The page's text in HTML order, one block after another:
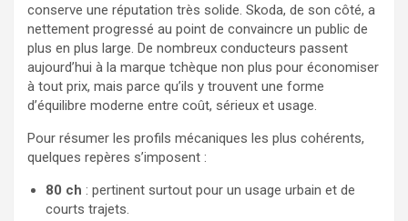
conserve une réputation très solide. Skoda, de son côté, a
nettement progressé au point de convaincre un public de
plus en plus large. De nombreux conducteurs passent
aujourd’hui à la marque tchèque non plus pour économiser
à tout prix, mais parce qu’ils y trouvent une forme
d’équilibre moderne entre coût, sérieux et usage.
Pour résumer les profils mécaniques les plus cohérents,
quelques repères s’imposent :
80 ch : pertinent surtout pour un usage urbain et de
courts trajets.